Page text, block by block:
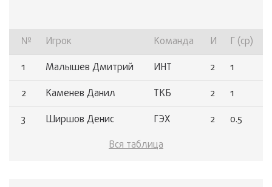
№ Игрок Команда И
Г (ср)
1
Малышев Дмитрий ИНТ 2
1
2
Каменев Данил ТКБ 2
1
3
Ширшов Денис ГЭХ 2
0.5
Зайцев Тимофей ГПБ
Вся таблица